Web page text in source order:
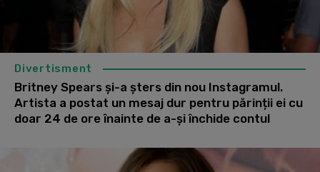
Divertisment
Britney Spears și-a șters din nou Instagramul.
Artista a postat un mesaj dur pentru părinții ei cu
doar 24 de ore înainte de a-și închide contul